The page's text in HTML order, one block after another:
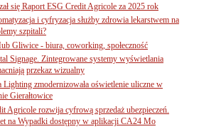
się Raport ESG Credit Agricole za 2025 rok
i cyfryzacja służby zdrowia lekarstwem na
szpitali?
Gliwice - biura, coworking, społeczność
Signage. Zintegrowane systemy wyświetlania
przekaz wizualny
Lighting zmodernizowała oświetlenie uliczne w
Gierałtowice
Agricole rozwija cyfrową sprzedaż ubezpieczeń.
na Wypadki dostępny w aplikacji CA24 Mo